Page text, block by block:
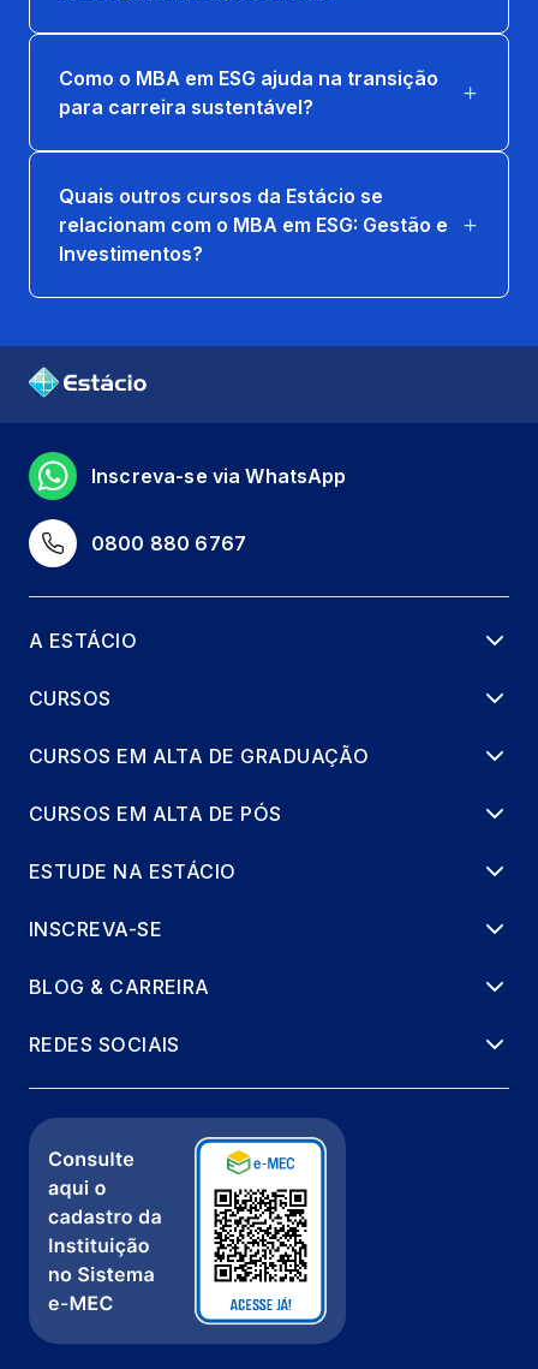
Como o MBA em ESG ajuda na transição
para carreira sustentável?
Quais outros cursos da Estácio se
relacionam com o MBA em ESG: Gestão e
Investimentos?
0800 880 6767
Inscreva-se via WhatsApp
A ESTÁCIO
CURSOS
CURSOS EM ALTA DE GRADUAÇÃO
CURSOS EM ALTA DE PÓS
ESTUDE NA ESTÁCIO
INSCREVA-SE
BLOG & CARREIRA
REDES SOCIAIS